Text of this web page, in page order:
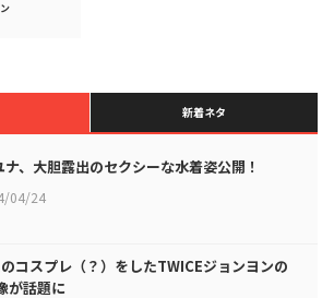
新着ネタ
ナ、大胆露出のセクシーな水着姿公開！
04/24
コスプレ（？）をしたTWICEジョンヨンの
が話題に